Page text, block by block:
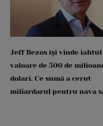
Jeff Bezos își vinde
valoare de 500 de
dolari. Ce sumă a cerut
miliardarul pentru nava